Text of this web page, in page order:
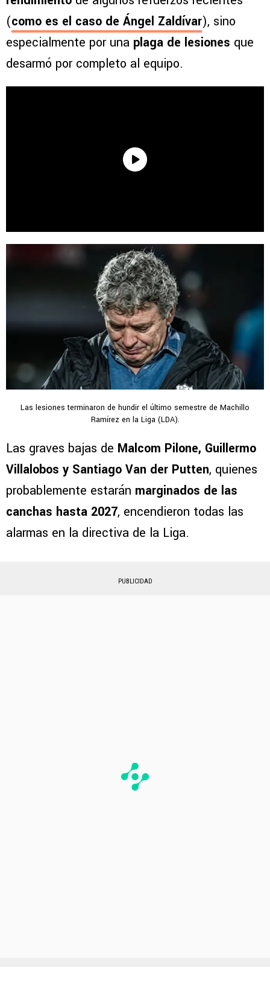
(como es el caso de Ángel Zaldívar), sino
especialmente por una plaga de lesiones que
desarmó por completo al equipo.
Las lesiones terminaron de hundir el último semestre de Machillo
Ramírez en la Liga (LDA).
Las graves bajas de Malcom Pilone, Guillermo
Villalobos y Santiago Van der Putten, quienes
probablemente estarán marginados de las
canchas hasta 2027, encendieron todas las
alarmas en la directiva de la Liga.
PUBLICIDAD